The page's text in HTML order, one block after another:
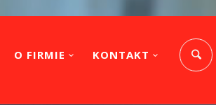
O FIRMIE KONTAKT